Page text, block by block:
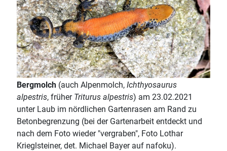
Bergmolch (auch Alpenmolch, Ichthyosaurus
alpestris, früher Triturus alpestris) am 23.02.2021
unter Laub im nördlichen Gartenrasen am Rand zu
Betonbegrenzung (bei der Gartenarbeit entdeckt und
nach dem Foto wieder "vergraben", Foto Lothar
Krieglsteiner, det. Michael Bayer auf nafoku).